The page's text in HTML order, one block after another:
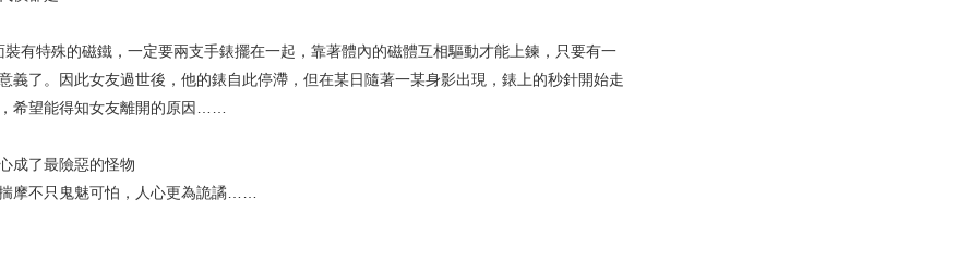
特殊的磁鐵，一定要兩支手錶擺在一起，靠著體內的磁體互相驅動才能上鍊，只要有一
義了。因此女友過世後，他的錶自此停滯，但在某日隨著一某身影出現，錶上的秒針開始走
希望能得知女友離開的原因……
了最險惡的怪物
不只鬼魅可怕，人心更為詭譎……